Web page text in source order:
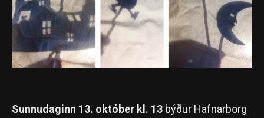
Sunnudaginn 13. október kl. 13 býður Hafnarborg